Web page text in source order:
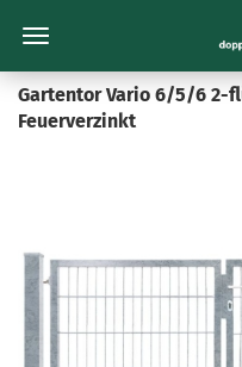
Gartentor Vario 6/5/6 2-
Feuerverzinkt